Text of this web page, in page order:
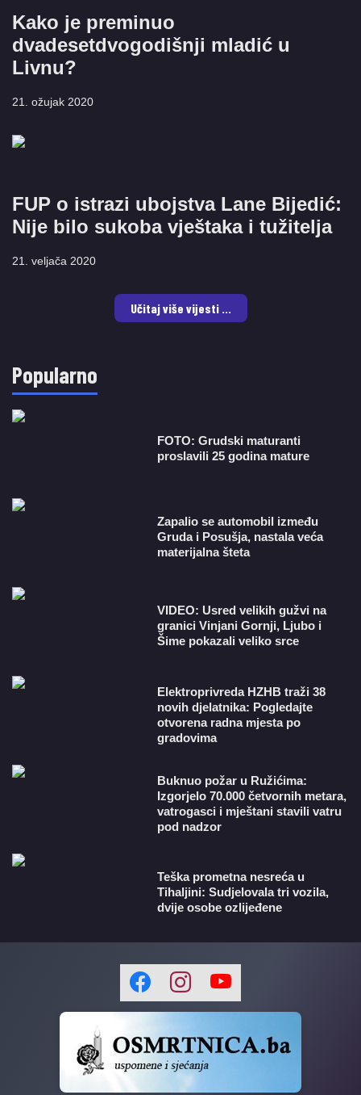
Kako je preminuo
dvadesetdvogodišnji mladić u
Livnu?
21. ožujak 2020
FUP o istrazi ubojstva Lane Bijedić:
Nije bilo sukoba vještaka i tužitelja
21. veljača 2020
Učitaj više vijesti ...
Popularno
FOTO: Grudski maturanti
proslavili 25 godina mature
Zapalio se automobil između
Gruda i Posušja, nastala veća
materijalna šteta
VIDEO: Usred velikih gužvi na
granici Vinjani Gornji, Ljubo i
Šime pokazali veliko srce
​Elektroprivreda HZHB traži 38
novih djelatnika: Pogledajte
otvorena radna mjesta po
gradovima
Buknuo požar u Ružićima:
Izgorjelo 70.000 četvornih metara,
vatrogasci i mještani stavili vatru
pod nadzor
Teška prometna nesreća u
Tihaljini: Sudjelovala tri vozila,
dvije osobe ozlijeđene